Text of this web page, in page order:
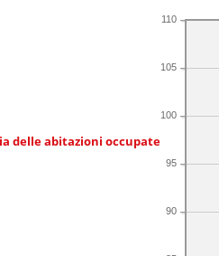
delle abitazioni occupate
90
95
100
105
110